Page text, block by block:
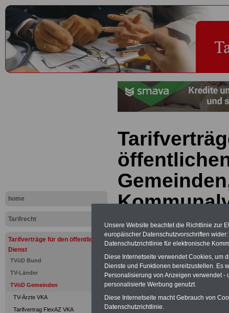
home
Tarifrecht
Tarifverträge für den öffentlichen
Dienst
TVöD Bund
TV-Länder
TVöD Gemeinden
TV-Ärzte VKA
Tarifvertrag FlexAZ VKA
PDF-SERVICE
Für nur 15 Euro (inkl.
können Sie mehr als zehn
und Beamte sowie
ausdrucken. Der PDF-
zum Tarifrecht für den
das mindestens einmal im
Unsere Website beachtet die Richtlinie zur
europäischer Datenschutzvorschriften
Datenschutzrichtlinie für elektronische
Diese Internetseite verwendet Cookies, um
Dienste und Funktionen bereitzustellen. Es
Personalisierung von Anzeigen verwendet
personalisierte Werbung genutzt.
Diese Internetseite macht Gebrauch von
Datenschutzrichtlinie.